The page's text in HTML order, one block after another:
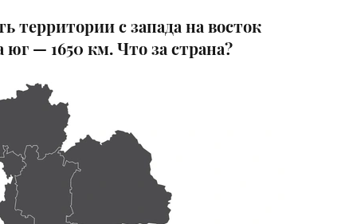
территории с запада на восток
юг — 1650 км. Что за страна?